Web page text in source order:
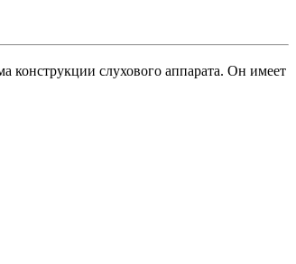
конструкции слухового аппарата. Он имеет